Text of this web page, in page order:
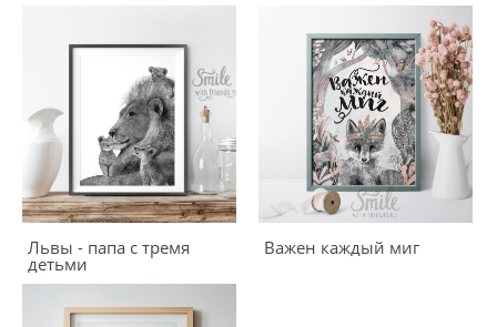
Львы - папа с тремя
детьми
Важен каждый миг